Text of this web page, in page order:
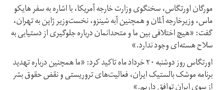
مورگان اورتگاس، سخنگوی وزارت خارجه آمریکا، با اشاره به سفر هایکو
ماس، وزیرخارجه آلمان و همچنین آبه شینزو، نخست‌وزیر ژاپن به تهران،
گفت: «هیچ اختلافی بین ما و متحدانمان درباره جلوگیری از دستیابی به
سلاح هسته‌ای وجود ندارد.»
اورتگاس روز دوشنبه ۲۰ خرداد ماه تاکید کرد: «ما همچنین درباره تهدید
برنامه موشک بالستیک ایران، فعالیت‌های تروریستی و نقض حقوق بشر